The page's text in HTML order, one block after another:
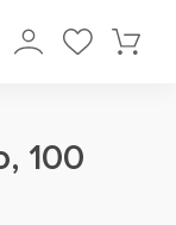
100